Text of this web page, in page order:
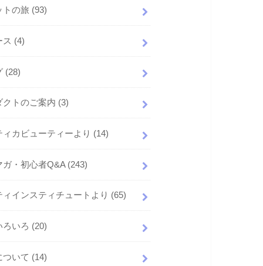
トの旅 (93)
ス (4)
(28)
クトのご案内 (3)
ィカビューティーより (14)
ガ・初心者Q&A (243)
ィインスティチュートより (65)
ろいろ (20)
ついて (14)